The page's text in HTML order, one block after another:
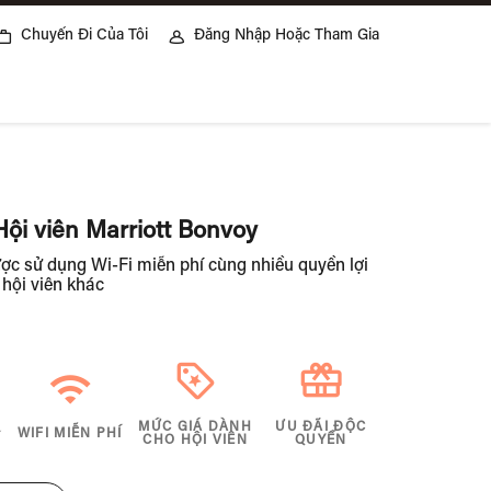
Chuyến Đi Của Tôi Đăng Nhập Hoặc Tham Gia
viên Marriott Bonvoy
sử dụng Wi-Fi miễn phí cùng nhiều quyền lợi
viên khác
WIFI MIỄN PHÍ
MỨC GIÁ DÀNH
CHO HỘI VIÊN
ƯU ĐÃI ĐỘC
QUYỀN